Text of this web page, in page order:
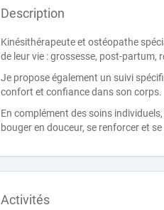
Description
Kinésithérapeute et ostéopathe
de leur vie : grossesse, post-partum,
Je propose également un suivi
confort et confiance dans son corps.
En complément des soins
bouger en douceur, se renforcer et
Activités